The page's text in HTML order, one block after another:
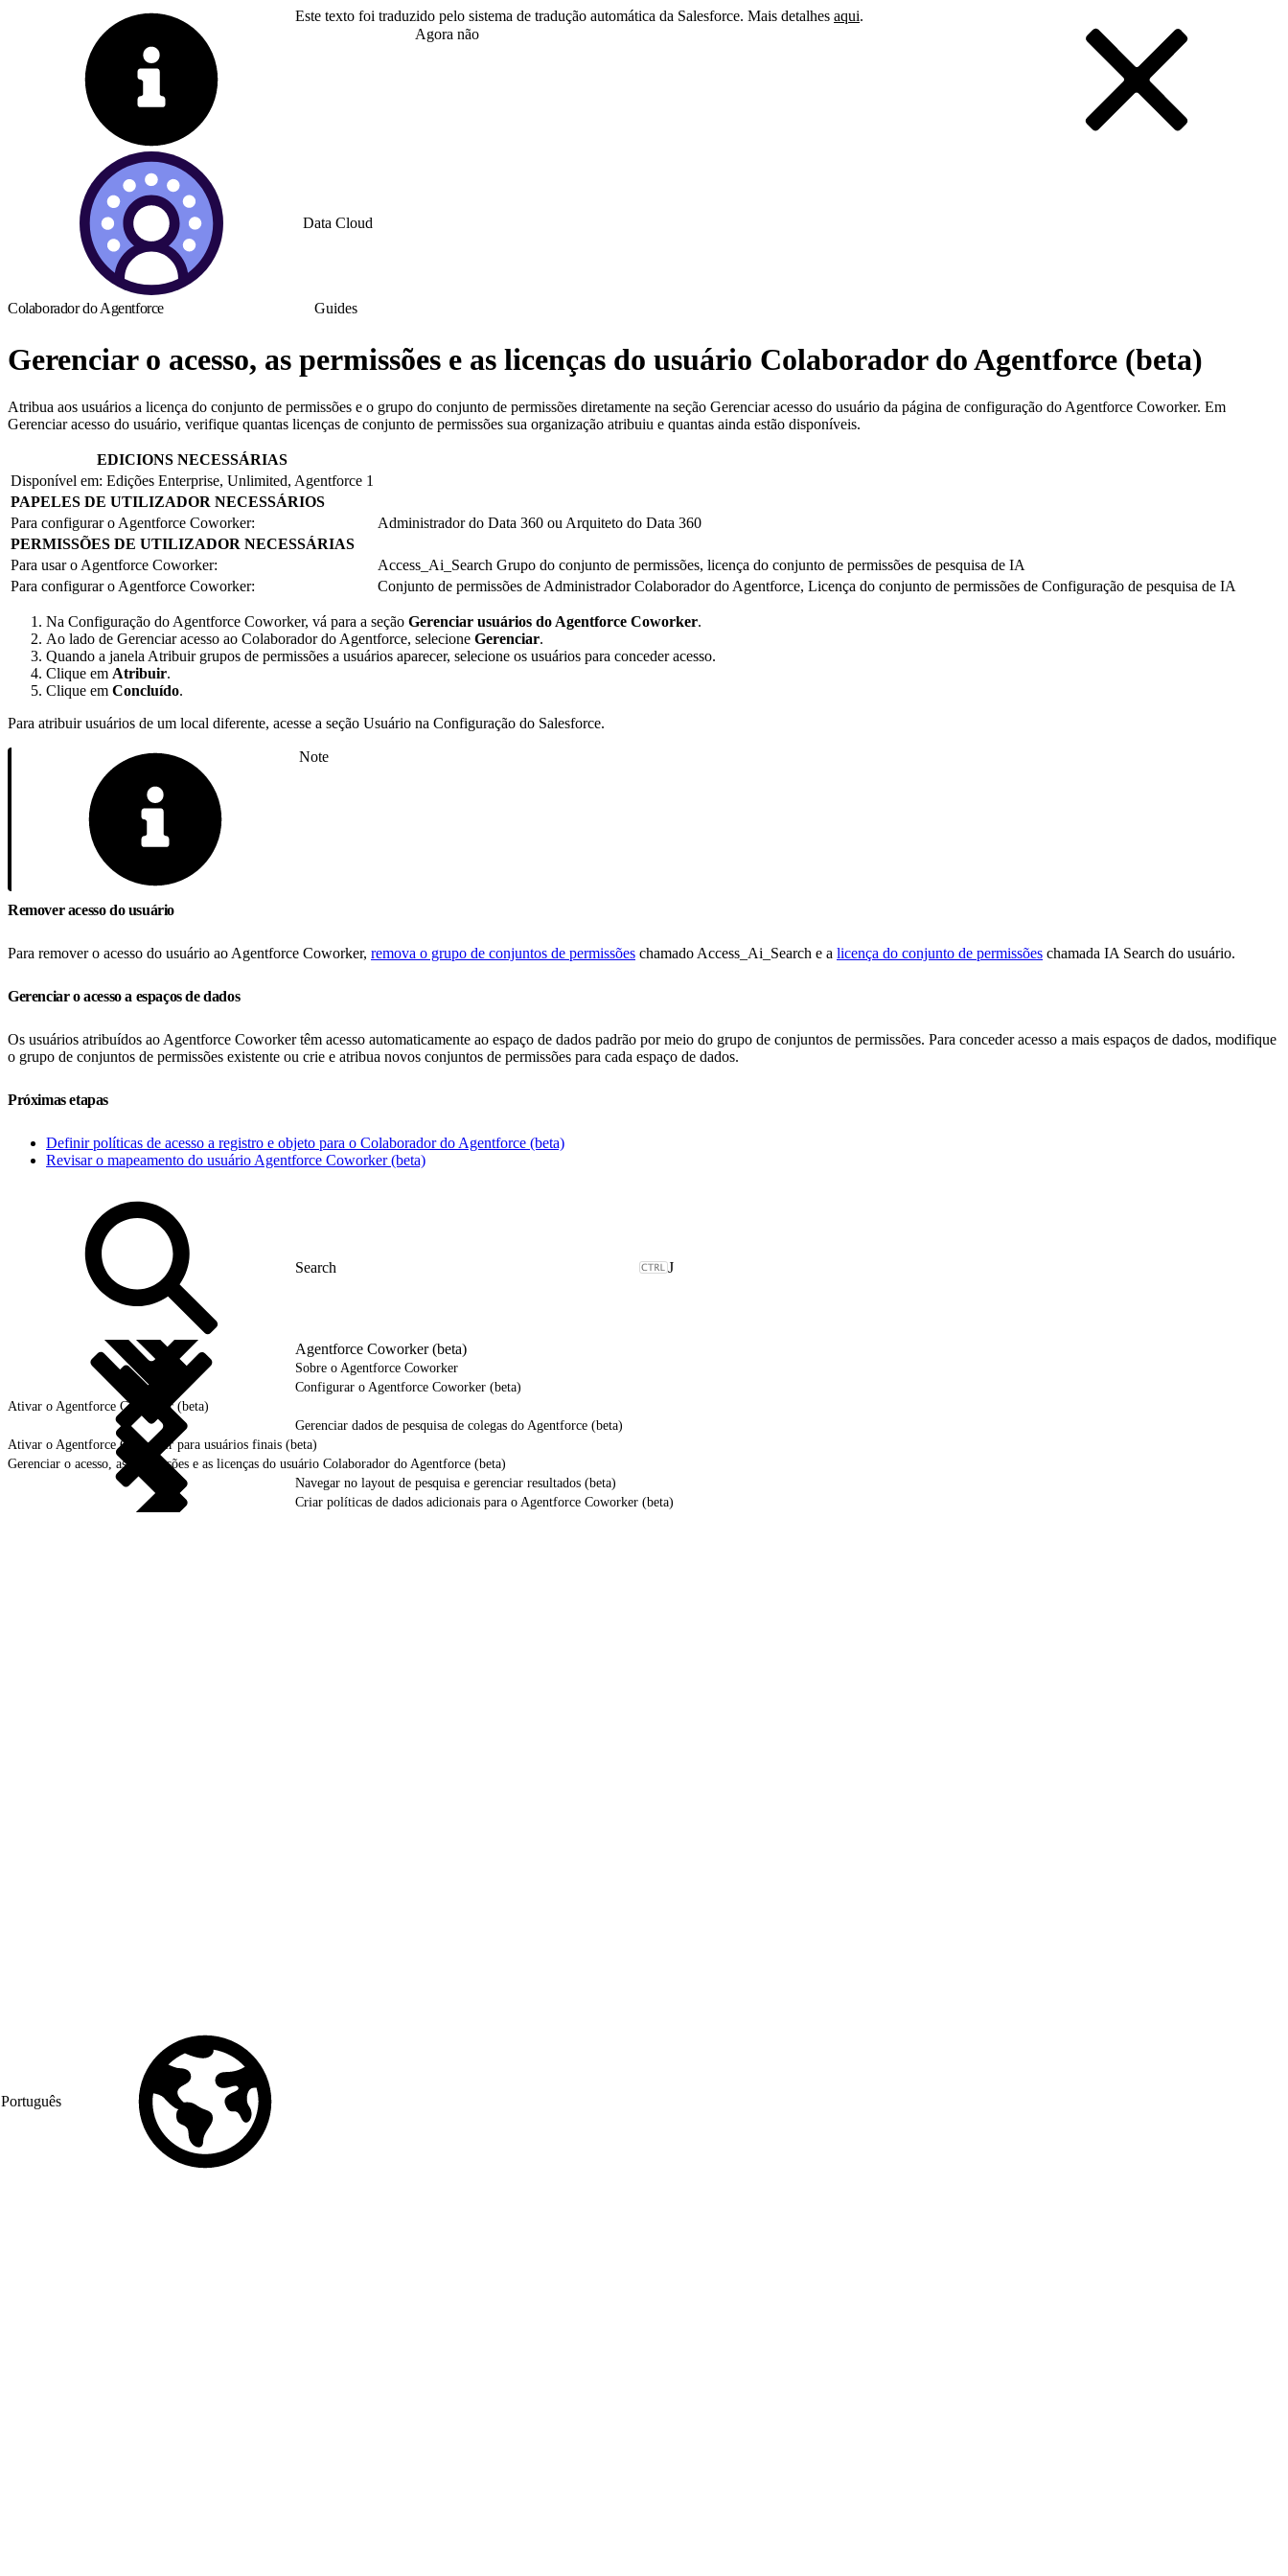
Este texto foi traduzido pelo sistema de tradução automática da Salesforce. Mais detalhes aqui.
Agora não
Data Cloud
Colaborador do Agentforce Guides
Gerenciar o acesso, as permissões e as licenças do usuário Colaborador do Agentforce (beta)
Atribua aos usuários a licença do conjunto de permissões e o grupo do conjunto de permissões diretamente na seção Gerenciar acesso do usuário da página de configuração do Agentforce Coworker. Em
Gerenciar acesso do usuário, verifique quantas licenças de conjunto de permissões sua organização atribuiu e quantas ainda estão disponíveis.
EDICIONS NECESSÁRIAS
Disponível em: Edições Enterprise, Unlimited, Agentforce 1
PAPELES DE UTILIZADOR NECESSÁRIOS
Para configurar o Agentforce Coworker:
Administrador do Data 360 ou Arquiteto do Data 360
PERMISSÕES DE UTILIZADOR NECESSÁRIAS
Para usar o Agentforce Coworker:
Access_Ai_Search Grupo do conjunto de permissões, licença do conjunto de permissões de pesquisa de IA
Para configurar o Agentforce Coworker:
Conjunto de permissões de Administrador Colaborador do Agentforce, Licença do conjunto de permissões de Configuração de pesquisa de IA
Na Configuração do Agentforce Coworker, vá para a seção Gerenciar usuários do Agentforce Coworker.
Ao lado de Gerenciar acesso ao Colaborador do Agentforce, selecione Gerenciar.
Quando a janela Atribuir grupos de permissões a usuários aparecer, selecione os usuários para conceder acesso.
Clique em Atribuir.
Clique em Concluído.
Para atribuir usuários de um local diferente, acesse a seção Usuário na Configuração do Salesforce.
Note
Remover acesso do usuário
Para remover o acesso do usuário ao Agentforce Coworker, remova o grupo de conjuntos de permissões chamado Access_Ai_Search e a licença do conjunto de permissões chamada IA Search do usuário.
Gerenciar o acesso a espaços de dados
Os usuários atribuídos ao Agentforce Coworker têm acesso automaticamente ao espaço de dados padrão por meio do grupo de conjuntos de permissões. Para conceder acesso a mais espaços de dados, modifique
o grupo de conjuntos de permissões existente ou crie e atribua novos conjuntos de permissões para cada espaço de dados.
Próximas etapas
Definir políticas de acesso a registro e objeto para o Colaborador do Agentforce (beta)
Revisar o mapeamento do usuário Agentforce Coworker (beta)
J
Agentforce Coworker (beta)
Sobre o Agentforce Coworker
Configurar o Agentforce Coworker (beta)
Ativar o Agentforce Coworker (beta)
Gerenciar dados de pesquisa de colegas do Agentforce (beta)
Ativar o Agentforce Coworker para usuários finais (beta)
Gerenciar o acesso, as permissões e as licenças do usuário Colaborador do Agentforce (beta)
Navegar no layout de pesquisa e gerenciar resultados (beta)
Criar políticas de dados adicionais para o Agentforce Coworker (beta)
Português